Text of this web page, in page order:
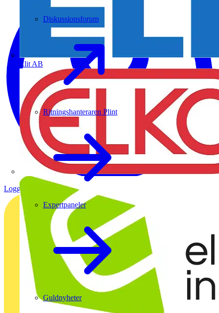
Elit AB
Diskussionsforum
Ritningshanteraren Plint
Expertpaneler
Guldnyheter
Logga in Registrera dig